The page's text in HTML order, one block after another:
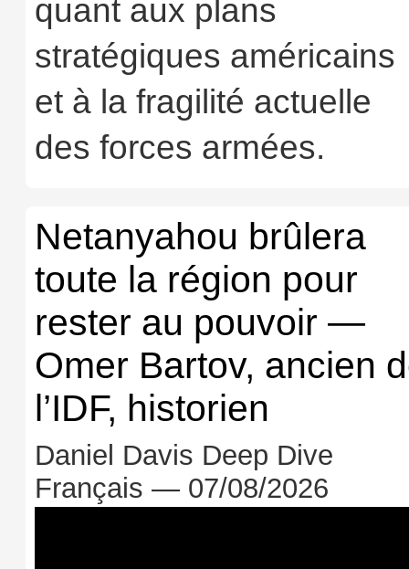
quant aux plans
stratégiques américains
et à la fragilité actuelle
des forces armées.
Netanyahou brûlera
toute la région pour
rester au pouvoir —
Omer Bartov, ancien
l’IDF, historien
Daniel Davis Deep Dive
Français — 07/08/2026